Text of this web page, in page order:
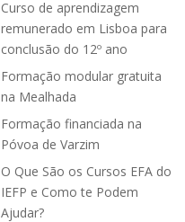
Curso de aprendizagem
remunerado em Lisboa para
conclusão do 12º ano
Formação modular gratuita
na Mealhada
Formação financiada na
Póvoa de Varzim
O Que São os Cursos EFA do
IEFP e Como te Podem
Ajudar?